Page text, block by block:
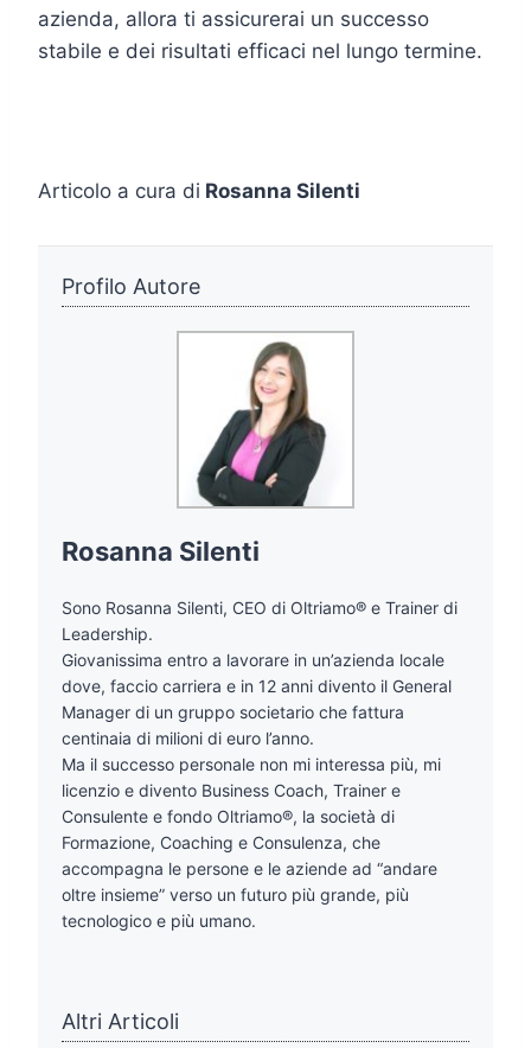
azienda, allora ti assicurerai un successo
stabile e dei risultati efficaci nel lungo termine.
Articolo a cura di Rosanna Silenti
Profilo Autore
Rosanna Silenti
Sono Rosanna Silenti, CEO di Oltriamo® e Trainer di
Leadership.
Giovanissima entro a lavorare in un’azienda locale
dove, faccio carriera e in 12 anni divento il General
Manager di un gruppo societario che fattura
centinaia di milioni di euro l’anno.
Ma il successo personale non mi interessa più, mi
licenzio e divento Business Coach, Trainer e
Consulente e fondo Oltriamo®, la società di
Formazione, Coaching e Consulenza, che
accompagna le persone e le aziende ad “andare
oltre insieme” verso un futuro più grande, più
tecnologico e più umano.
Altri Articoli